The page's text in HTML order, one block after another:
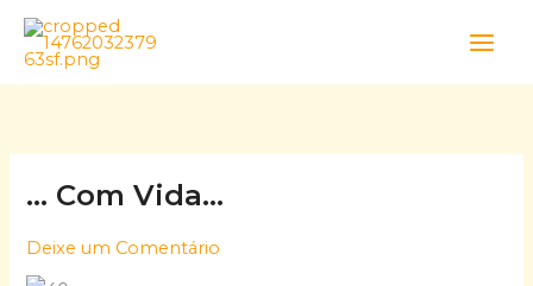
Skip
content
… Com Vida…
Deixe um Comentário